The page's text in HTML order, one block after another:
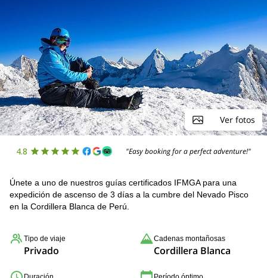
Ver fotos
4.8 "Easy booking for a perfect adventure!"
Únete a uno de nuestros guías certificados IFMGA para una
expedición de ascenso de 3 días a la cumbre del Nevado Pisco
en la Cordillera Blanca de Perú.
Tipo de viaje
Privado
Cadenas montañosas
Cordillera Blanca